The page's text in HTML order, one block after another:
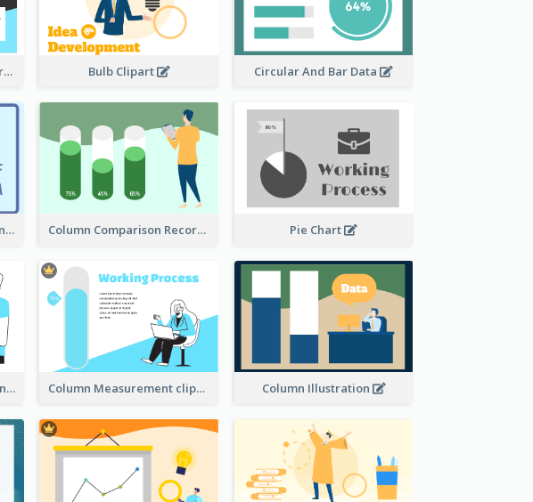
Bar Statistics With Comparison Bulb Clipart Circular And Bar Data
Horizontal Bar With Button Column Comparison Record Pie Chart
Circular Data Measurement Column Measurement clipart Column Illustration